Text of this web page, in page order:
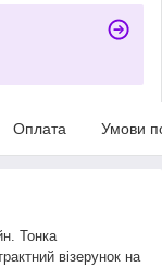
Оплата Умови
Тонка
візерунок на